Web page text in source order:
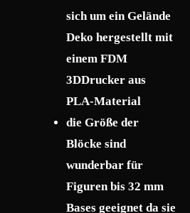
sich um ein Gelände
Deko hergestellt mit
einem FDM
3DDrucker aus
PLA-Material
die Größe der
Blöcke sind
wunderbar für
Figuren bis 32 mm
Bases geeignet da sie